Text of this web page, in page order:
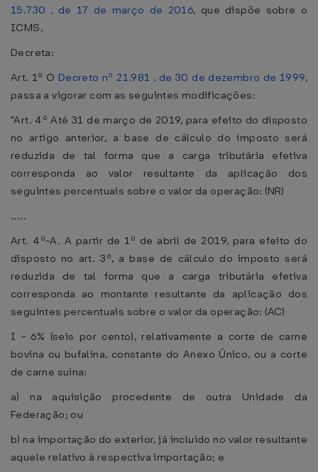
15.730 , de 17 de março de 2016, que dispõe sobre o
ICMS,
Decreta:
Art. 1º O Decreto nº 21.981 , de 30 de dezembro de 1999,
passa a vigorar com as seguintes modificações:
"Art. 4º Até 31 de março de 2019, para efeito do disposto
no artigo anterior, a base de cálculo do imposto será
reduzida de tal forma que a carga tributária efetiva
corresponda ao valor resultante da aplicação dos
seguintes percentuais sobre o valor da operação: (NR)
.....
Art. 4º-A. A partir de 1º de abril de 2019, para efeito do
disposto no art. 3º, a base de cálculo do imposto será
reduzida de tal forma que a carga tributária efetiva
corresponda ao montante resultante da aplicação dos
seguintes percentuais sobre o valor da operação: (AC)
I - 6% (seis por cento), relativamente a corte de carne
bovina ou bufalina, constante do Anexo Único, ou a corte
de carne suína:
a) na aquisição procedente de outra Unidade da
Federação; ou
b) na importação do exterior, já incluído no valor resultante
aquele relativo à respectiva importação; e